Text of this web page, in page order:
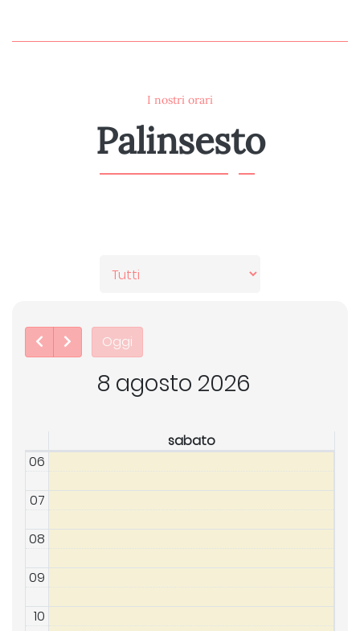
I nostri orari
Palinsesto
Oggi
8 agosto 2026
sabato
06
07
08
09
10